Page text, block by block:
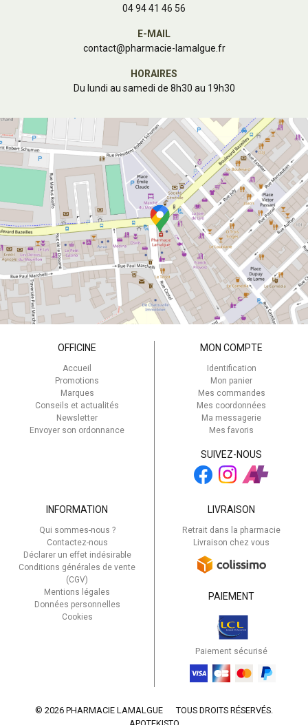
04 94 41 46 56
E-MAIL
contact@pharmacie-lamalgue.fr
HORAIRES
Du lundi au samedi de 8h30 au 19h30
OFFICINE
Accueil
Promotions
Marques
Conseils et actualités
Newsletter
Envoyer son ordonnance
MON COMPTE
Identification
Mon panier
Mes commandes
Mes coordonnées
Ma messagerie
Mes favoris
SUIVEZ-NOUS
INFORMATION
Qui sommes-nous ?
Contactez-nous
Déclarer un effet indésirable
Conditions générales de vente
(CGV)
Mentions légales
Données personnelles
Cookies
LIVRAISON
Retrait dans la pharmacie
Livraison chez vous
PAIEMENT
Paiement sécurisé
© 2026 PHARMACIE LAMALGUE
TOUS DROITS RÉSERVÉS.